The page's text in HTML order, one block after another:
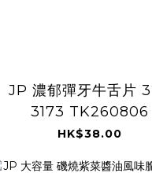
JP 濃郁彈牙牛舌片
3173 TK260806
HK$38.00